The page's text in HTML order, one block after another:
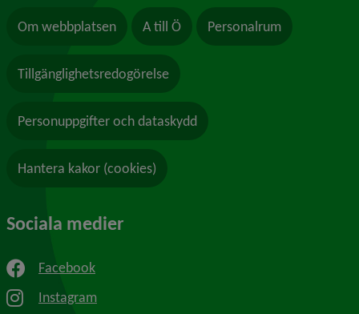
Om webbplatsen A till Ö Personalrum
Tillgänglighetsredogörelse
Personuppgifter och dataskydd
Hantera kakor (cookies)
Sociala medier
Facebook
Instagram